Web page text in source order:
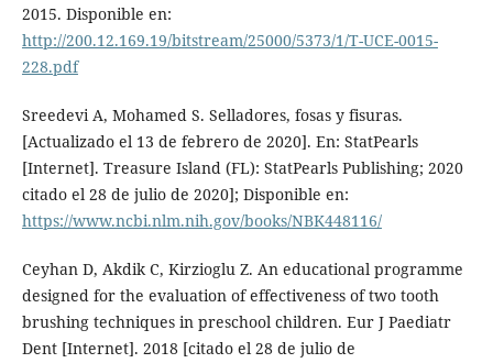
2015. Disponible en:
http://200.12.169.19/bitstream/25000/5373/1/T-UCE-0015-
228.pdf
Sreedevi A, Mohamed S. Selladores, fosas y fisuras.
[Actualizado el 13 de febrero de 2020]. En: StatPearls
[Internet]. Treasure Island (FL): StatPearls Publishing; 2020
citado el 28 de julio de 2020]; Disponible en:
https://www.ncbi.nlm.nih.gov/books/NBK448116/
Ceyhan D, Akdik C, Kirzioglu Z. An educational programme
designed for the evaluation of effectiveness of two tooth
brushing techniques in preschool children. Eur J Paediatr
Dent [Internet]. 2018 [citado el 28 de julio de